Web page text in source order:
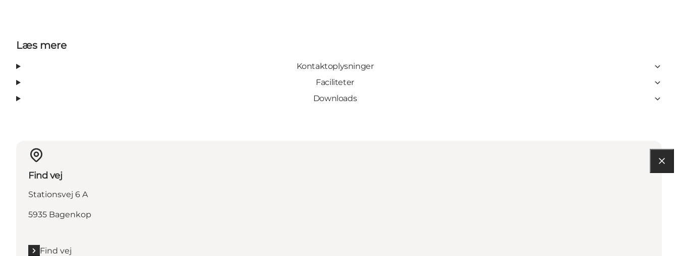
Læs mere
Kontaktoplysninger
Faciliteter
Downloads
Find vej
Stationsvej 6 A
5935 Bagenkop
Find vej